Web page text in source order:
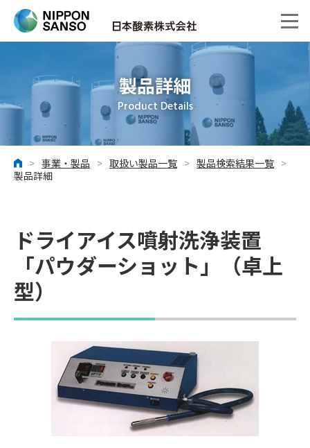
製品詳細
Product Details
ホーム
> 事業・製品 > 取扱い製品一覧 > 製品検索結果一覧 >
製品詳細
ドライアイス噴射洗浄装置
「パウダーショット」（卓上
型）